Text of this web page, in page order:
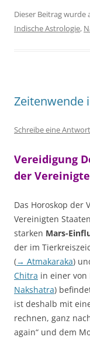
Dieser Beitrag wurde
Indische Astrologie,
Zeitenwende
Schreibe eine Antwort
Vereidigung
der
Das Horoskop der
Vereinigten
starken Mars-
der im
(→ Atmakaraka)
Chitra in einer von
Nakshatra)
ist deshalb mit
rechnen, ganz
again“ und dem